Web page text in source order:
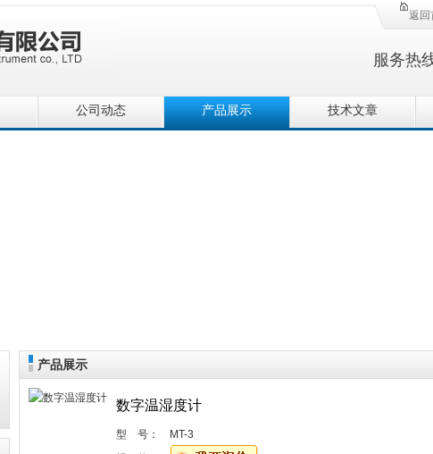
返回
服务热
公司动态 产品展示 技术文章
产品展示
数字温湿度计
型 号：
MT-3